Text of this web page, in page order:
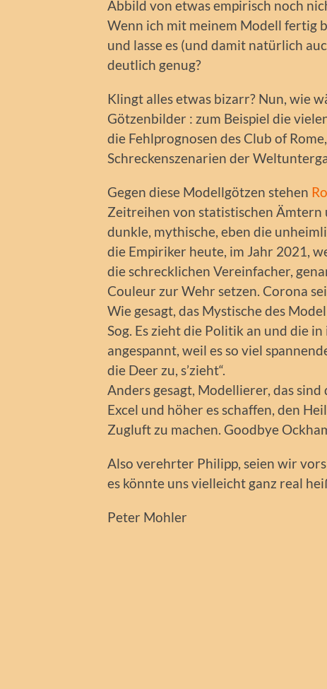
Abbild von etwas empirisch noch
Wenn ich mit meinem Modell fertig
und lasse es (und damit natürlich
deutlich genug?
Klingt alles etwas bizarr? Nun, wie
Götzenbilder : zum Beispiel die
die Fehlprognosen des Club of
Schreckenszenarien der
Gegen diese Modellgötzen stehen
Zeitreihen von statistischen Ämtern
dunkle, mythische, eben die
die Empiriker heute, im Jahr 2021,
die schrecklichen Vereinfacher,
Couleur zur Wehr setzen. Corona
Wie gesagt, das Mystische des
Sog. Es zieht die Politik an und die
angespannt, weil es so viel
die Deer zu, s’zieht“.
Anders gesagt, Modellierer, das
Excel und höher es schaffen, den
Zugluft zu machen. Goodbye
Also verehrter Philipp, seien wir
es könnte uns vielleicht ganz real
Peter Mohler